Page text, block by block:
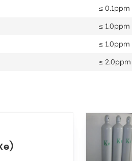
≤ 0.1ppm
≤ 1.0ppm
≤ 1.0ppm
≤ 2.0ppm